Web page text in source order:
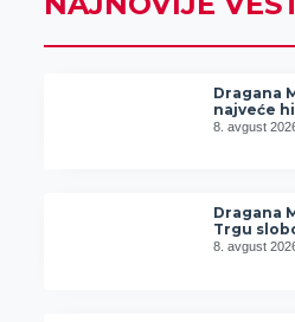
Dragana
najveće
8. avgust
Dragana
Trgu
8. avgust